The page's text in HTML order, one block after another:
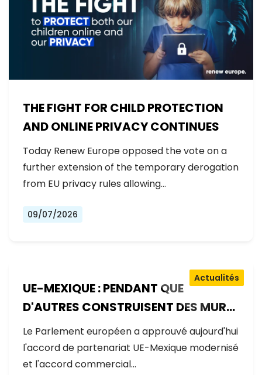
THE FIGHT FOR CHILD PROTECTION
AND ONLINE PRIVACY CONTINUES
Today Renew Europe opposed the vote on a
further extension of the temporary derogation
from EU privacy rules allowing…
09/07/2026
UE-MEXIQUE : PENDANT QUE
D'AUTRES CONSTRUISENT DES MURS,
L'EUROPE CONSTRUIT DES PONTS
Actualités
Le Parlement européen a approuvé aujourd'hui
l'accord de partenariat UE-Mexique modernisé
et l'accord commercial…